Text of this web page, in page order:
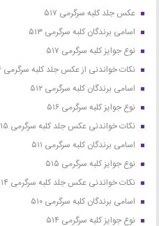
عکس جلد کلبه سرگرمی ۵۱۷
اسامی برندگان کلبه سرگرمی ۵۱۳
نوع جوایز کلبه سرگرمی ۵۱۷
نکات خواندنی از عکس جلد کلبه سرگرمی ۵۱۶
اسامی برندگان کلبه سرگرمی ۵۱۲
نوع جوایز کلبه سرگرمی ۵۱۶
نکات خواندنی عکس جلد کلبه سرگرمی ۵۱۵
اسامی برندگان کلبه سرگرمی ۵۱۱
نوع جوایز کلبه سرگرمی ۵۱۵
نکات خواندنی عکس جلد کلبه سرگرمی ۵۱۴
اسامی برندگان کلبه سرگرمی ۵۱۰
نوع جوایز کلبه سرگرمی ۵۱۴